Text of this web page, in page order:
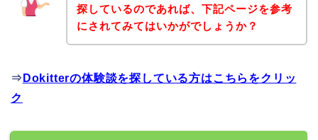
探しているのであれば、下記ページを参考
にされてみてはいかがでしょうか？
⇒ Dokitterの体験談を探している方はこちらをクリッ
ク